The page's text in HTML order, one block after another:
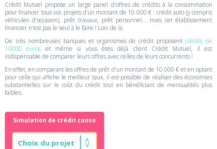
Crédit Mutuel propose un large panel d'offres de crédits à la consommation
pour financer tous vos projets d'un montant de 10 000 € : crédit auto (y compris
véhicules d'occasion), prêt travaux, prêt personnel... mais cet établissement
financier n'est pas le seul à le faire ! Loin de là.
De très nombreuses banques et organismes de crédit proposentcrédits de
10000 euros et même si vous êtes déjà client Crédit Mutuel, il est
indispensable de comparer leurs offres avec celles de leurs concurrents !
En effet, en comparant les offres de prêt d'un montant de 10 000 € et en optant
pour celle qui affiche le meilleur taux, il est possible de réaliser des économies
substantielles sur le coût du crédit tout en bénéficiant de mensualités plus
faibles.
Simulation de crédit conso